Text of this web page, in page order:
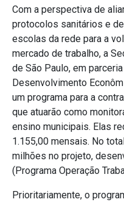
Com a perspectiva de
protocolos sanitários e
escolas da rede para a
mercado de trabalho, a
de São Paulo, em
Desenvolvimento
um programa para a
que atuarão como
ensino municipais. Elas
1.155,00 mensais. No
milhões no projeto,
(Programa Operação
Prioritariamente, o